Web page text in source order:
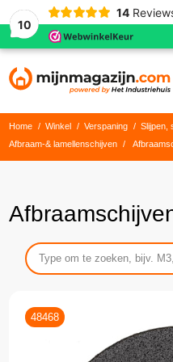
10
14
Home / Winkel / Verspaning / Slijpen,
Afbraam-& lamellenschijven
/
48468